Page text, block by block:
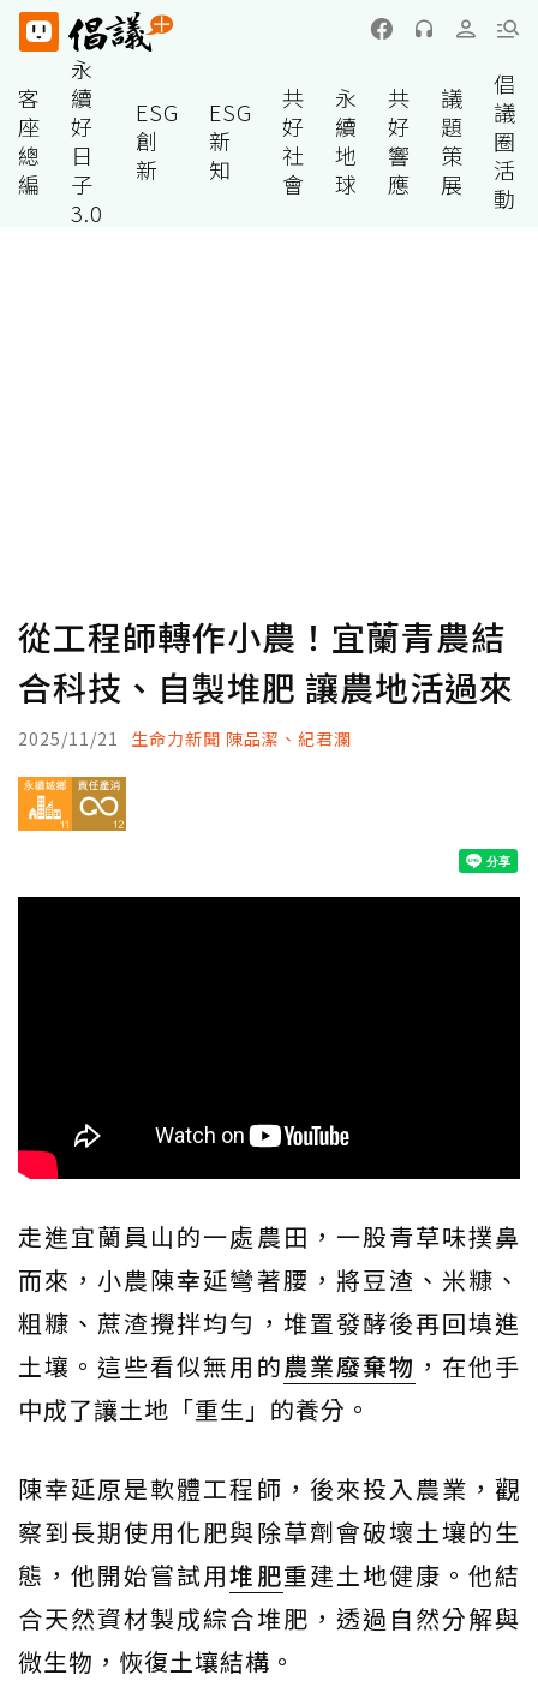
客
座
總
編
永
續
好
日
子
3.0
ESG
創
新
ESG
新
知
共
好
社
會
永
續
地
球
共
好
響
應
議
題
策
展
倡
議
圈
活
動
從工程師轉作小農！宜蘭青農結
合科技、自製堆肥 讓農地活過來
2025/11/21 生命力新聞 陳品潔、紀君瀾
走進宜蘭員山的一處農田，一股青草味撲鼻
而來，小農陳幸延彎著腰，將豆渣、米糠、
粗糠、蔗渣攪拌均勻，堆置發酵後再回填進
土壤。這些看似無用的農業廢棄物 ，在他手
中成了讓土地「重生」的養分。
陳幸延原是軟體工程師，後來投入農業，觀
察到長期使用化肥與除草劑會破壞土壤的生
態，他開始嘗試用堆肥重建土地健康。他結
合天然資材製成綜合堆肥，透過自然分解與
微生物，恢復土壤結構。